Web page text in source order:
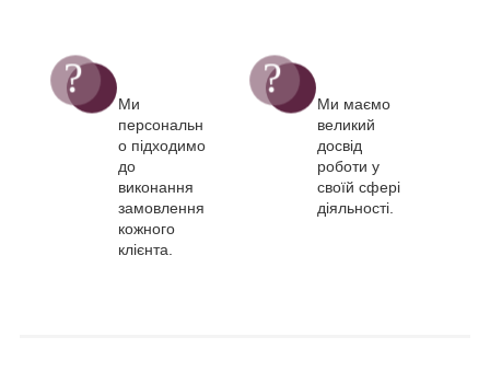
Ми
персональн
о підходимо
до
виконання
замовлення
кожного
клієнта.
Ми маємо
великий
досвід
роботи у
своїй сфері
діяльності.